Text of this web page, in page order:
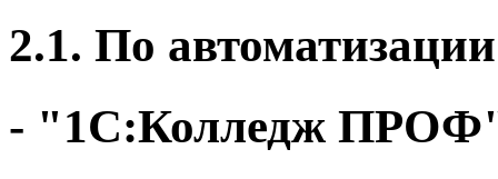
2.1. По
- "1С:Колледж